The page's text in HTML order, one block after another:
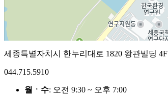
세종특별자치시 한누리대로 1820 왕관빌딩 4F
044.715.5910
월ㆍ수: 오전 9:30 ~ 오후 7:00